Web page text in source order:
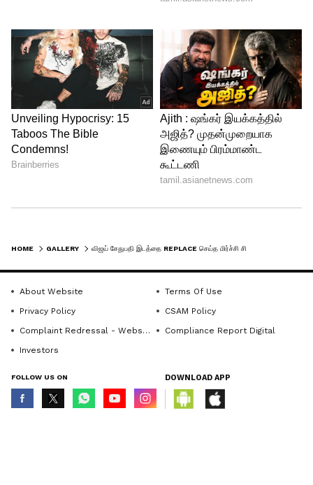
soodhu kavvum 2 BTS photos
இப்படத்தை எ.ஜே.அர்ஜுன் என்கிற புதுமுக
இயக்குனர் இயக்கி வருகிறார். இதில் நடிகர்
மிர்ச்சி சிவா உடன், ராதாரவி, கருணாகரன்,
எம்.எஸ்.பாஸ்கர், ஹரிஷா, அருள்தாஸ்,
ரமேஷ் திலக் என மிகப்பெரிய நட்சத்திர
பட்டாளமே நடித்துள்ளது. இப்படம் அடுத்த
இதையும் படியுங்கள்...அவன் ஊர்ல
LATEST VIDEOS
HOME GALLERY
About Website
Terms Of Use
Privacy Policy
CSAM Policy
Complaint Redressal - Website
Compliance Report Digital
Investors
FOLLOW US ON DOWNLOAD APP